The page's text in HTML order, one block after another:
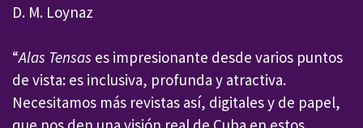
D. M. Loynaz
“Alas Tensas es impresionante desde varios puntos
de vista: es inclusiva, profunda y atractiva.
Necesitamos más revistas así, digitales y de papel,